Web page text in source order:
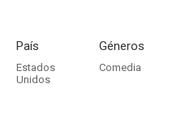
País
Estados
Unidos
Géneros
Comedia